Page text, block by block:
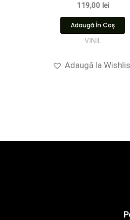
119,00 lei
Adaugă În Coș
VINIL
Adaugă la